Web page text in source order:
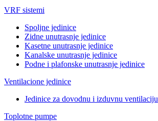
VRF sistemi
Spoljne jedinice
Zidne unutrasnje jedinice
Kasetne unutrasnje jedinice
Kanalske unutrasnje jedinice
Podne i plafonske unutrasnje jedinice
Ventilacione jedinice
Jedinice za dovodnu i izduvnu ventilaciju
Toplotne pumpe